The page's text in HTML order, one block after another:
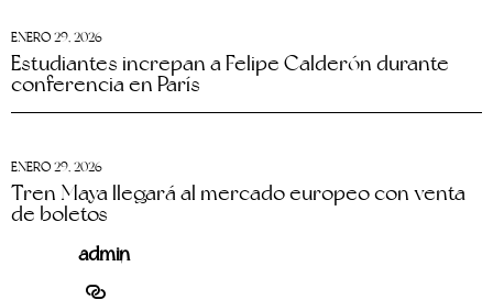
ENERO 29, 2026
Estudiantes increpan a Felipe Calderón durante
conferencia en París
ENERO 29, 2026
Tren Maya llegará al mercado europeo con venta
de boletos
admin